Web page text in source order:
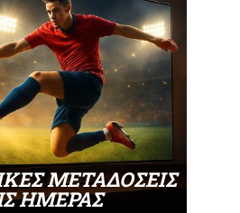
ΜΕΤΑΔΟΣΕΙΣ
ΗΜΕΡΑΣ